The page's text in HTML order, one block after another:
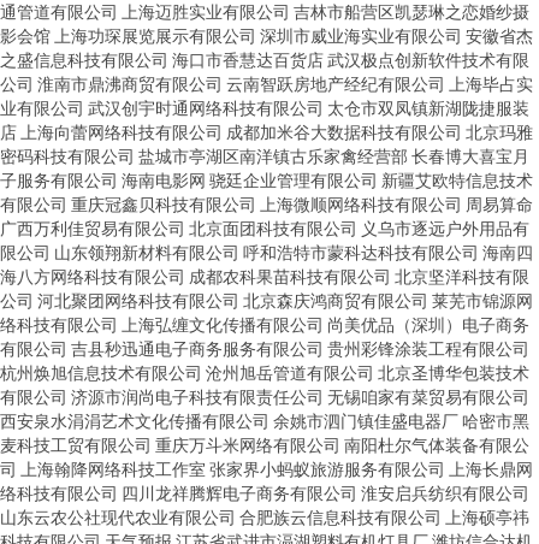
通管道有限公司
上海迈胜实业有限公司 吉林市船营区凯瑟琳之恋婚纱摄
影会馆 上海功琛展览展示有限公司 深圳市威业海实业有限公司 安徽省杰
之盛信息科技有限公司 海口市香慧达百货店武汉极点创新软件技术有限
公司 淮南市鼎沸商贸有限公司 云南智跃房地产经纪有限公司
上海毕占实
业有限公司 武汉创宇时通网络科技有限公司 太仓市双凤镇新湖陇捷服装
店 上海向蕾网络科技有限公司 成都加米谷大数据科技有限公司 北京玛雅
密码科技有限公司 盐城市亭湖区南洋镇古乐家禽经营部 长春博大喜宝月
子服务有限公司 海南电影网 骁廷企业管理有限公司 新疆艾欧特信息技术
有限公司 重庆冠鑫贝科技有限公司 上海微顺网络科技有限公司 周易算命
广西万利佳贸易有限公司 北京面团科技有限公司 义乌市逐远户外用品有
限公司 山东领翔新材料有限公司 呼和浩特市蒙科达科技有限公司 海南四
海八方网络科技有限公司 成都农科果苗科技有限公司 北京坚洋科技有限
公司 河北聚团网络科技有限公司 北京森庆鸿商贸有限公司 莱芜市锦源网
络科技有限公司
上海弘缠文化传播有限公司 尚美优品（深圳）电子商务
有限公司 吉县秒迅通电子商务服务有限公司 贵州彩锋涂装工程有限公司
杭州焕旭信息技术有限公司 沧州旭岳管道有限公司 北京圣博华包装技术
有限公司 济源市润尚电子科技有限责任公司 无锡咱家有菜贸易有限公司
西安泉水涓涓艺术文化传播有限公司 余姚市泗门镇佳盛电器厂哈密市黑
麦科技工贸有限公司 重庆万斗米网络有限公司 南阳杜尔气体装备有限公
司
上海翰降网络科技工作室 张家界小蚂蚁旅游服务有限公司
上海长鼎网
络科技有限公司 四川龙祥腾辉电子商务有限公司 淮安启兵纺织有限公司
山东云农公社现代农业有限公司 合肥族云信息科技有限公司
上海硕亭祎